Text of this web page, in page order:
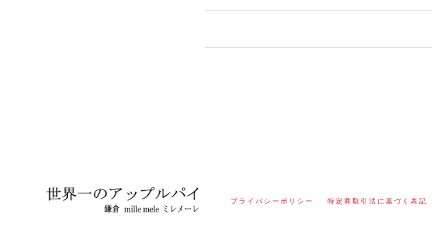
プライバシーポリシー 特定商取引法に基づく表記